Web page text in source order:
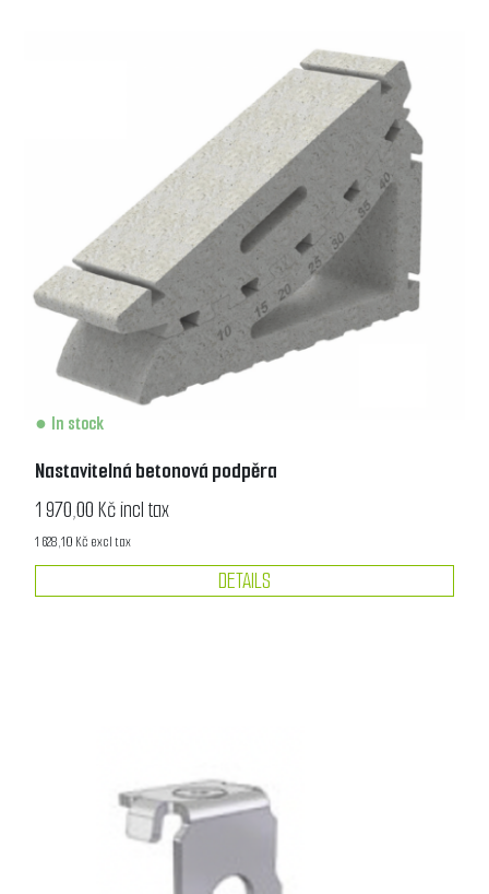
In stock
Nastavitelná betonová podpěra
1 970,00 Kč incl tax
1 628,10 Kč excl tax
DETAILS